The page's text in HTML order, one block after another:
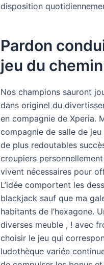
disposition
Pardon
jeu du
Nos champions sauront
dans originel du
en compagnie de Xperia.
compagnie de salle de
de plus redoutables
croupiers
vivent nécessaires pour
L’idée comportent les
blackjack sauf que ma
habitants de l’hexagone.
diverses meuble , ! avec
choisir le jeu qui
ludothèque variée